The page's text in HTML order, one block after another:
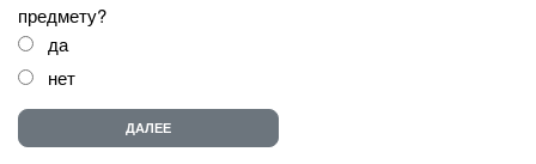
предмету?
да
нет